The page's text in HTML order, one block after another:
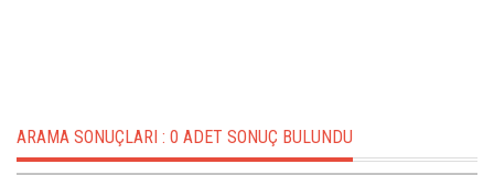
ARAMA SONUÇLARI : 0 ADET SONUÇ BULUNDU